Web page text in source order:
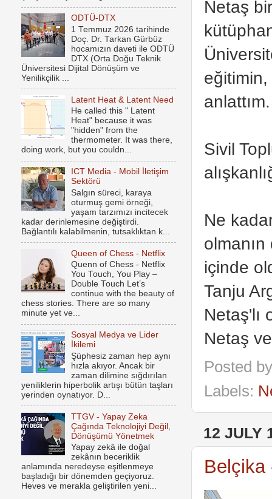
Netaş
anlattım.
Sivil
Ne
içinde
Tanju
Netaş'lı
Netaş
Posted
Labels:
12 JULY
Belçika
ODTÜ-DTX
1 Temmuz 2026 tarihinde
Doç. Dr. Tarkan Gürbüz
hocamızın daveti ile ODTÜ
DTX (Orta Doğu Teknik
Üniversitesi Dijital Dönüşüm ve
Yenilikçilik ...
Latent Heat & Latent Need
He called this " Latent
Heat" because it was
"hidden" from the
thermometer. It was there,
doing work, but you couldn...
ICT Media - Mobil İletişim
Sektörü
Salgın süreci, karaya
oturmuş gemi örneği,
yaşam tarzımızı incitecek
kadar derinlemesine değiştirdi.
Bağlantılı kalabilmenin, tutsaklıktan k...
Queen of Chess - Netflix
Quenn of Chess - Netflix
You Touch, You Play –
Double Touch Let’s
continue with the beauty of
chess stories. There are so many
minute yet ve...
Sosyal Medya ve Lider
İkilemi
Şüphesiz zaman hep aynı
hızla akıyor. Ancak bir
zaman dilimine sığdırılan
yeniliklerin hiperbolik artışı bütün taşları
yerinden oynatıyor. D...
TTGV - Yapay Zeka
Çağında Teknolojiyi Değil,
Dönüşümü Yönetmek
Yapay zekâ ile doğal
zekânın beceriklik
anlamında neredeyse eşitlenmeye
başladığı bir dönemden geçiyoruz.
Heves ve merakla geliştirilen yeni...